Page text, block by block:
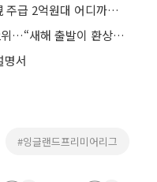
손흥민 100호골, 치솟는 몸값에 現 주급 2억원대 어디까지 상승할까
손흥민 100호골, 득점 랭킹 단독 2위…“새해 출발이 환상적”
명서
#잉글랜드프리미어리그